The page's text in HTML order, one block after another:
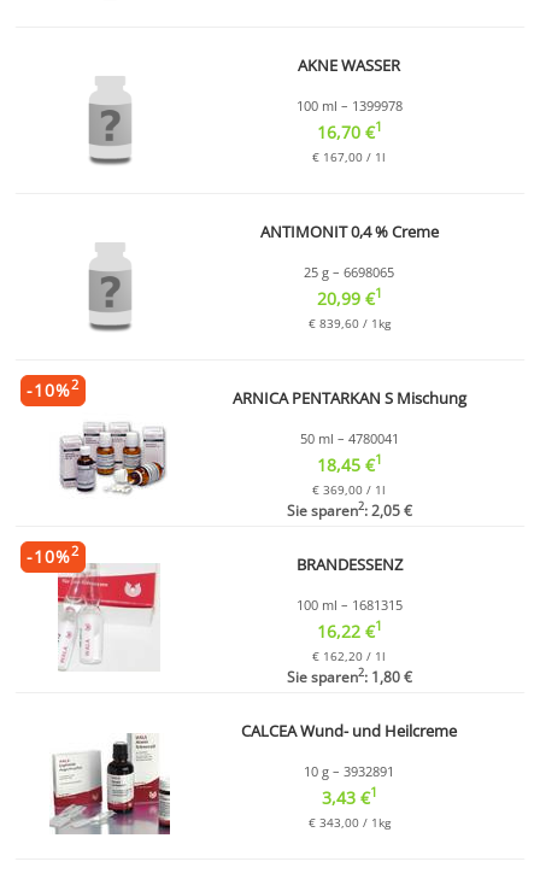
AKNE WASSER
100 ml – 1399978
16,70 €1
€ 167,00 / 1l
ANTIMONIT 0,4 % Creme
25 g – 6698065
20,99 €1
€ 839,60 / 1kg
ARNICA PENTARKAN S Mischung
50 ml – 4780041
18,45 €1
€ 369,00 / 1l
Sie sparen2: 2,05 €
-10%2
BRANDESSENZ
100 ml – 1681315
16,22 €1
€ 162,20 / 1l
Sie sparen2: 1,80 €
-10%2
CALCEA Wund- und Heilcreme
10 g – 3932891
3,43 €1
€ 343,00 / 1kg